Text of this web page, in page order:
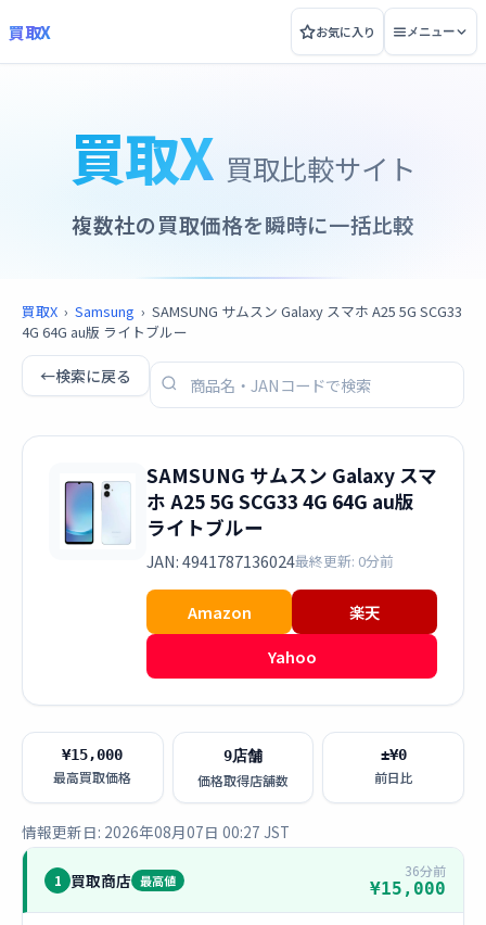
買取X お気に入り メニュー
買取X 買取比較サイト
複数社の買取価格を瞬時に一括比較
買取X › Samsung › SAMSUNG サムスン Galaxy スマホ A25 5G SCG33
4G 64G au版 ライトブルー
←検索に戻る
SAMSUNG サムスン Galaxy スマ
ホ A25 5G SCG33 4G 64G au版
ライトブルー
JAN: 4941787136024最終更新: 0分前
Amazon
楽天
Yahoo
¥15,000
最高買取価格
9店舗
価格取得店舗数
±¥0
前日比
情報更新日: 2026年08月07日 00:27 JST
1 買取商店 最高値
36分前
¥15,000